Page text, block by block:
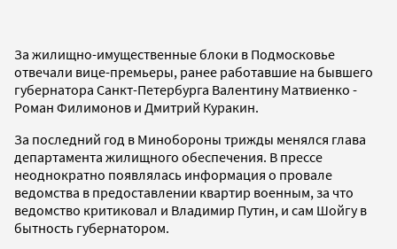
За жилищно-имущественные блоки в Подмосковье
отвечали вице-премьеры, ранее работавшие на бывшего
губернатора Санкт-Петербурга Валентину Матвиенко -
Роман Филимонов и Дмитрий Куракин.
За последний год в Минобороны трижды менялся глава
департамента жилищного обеспечения. В прессе
неоднократно появлялась информация о провале
ведомства в предоставлении квартир военным, за что
ведомство критиковал и Владимир Путин, и сам Шойгу в
бытность губернатором.